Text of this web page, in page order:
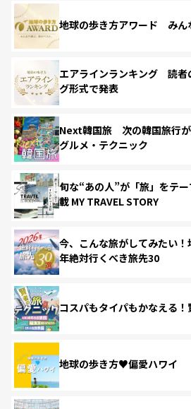
地球の歩き方アワード みん
エアラインランキング 読者
グ形式で発表
Next韓国旅 次の韓国旅行が
グルメ・テクニック
旬な“あの人”が「旅」をテ
載 MY TRAVEL STORY
今、こんな旅がしてみたい
年絶対行くべき旅先30
コスパもタイパもかなえる
地球の歩き方♥偏愛ハワイ